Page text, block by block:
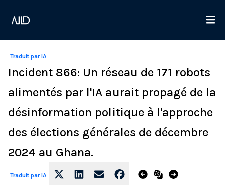
Traduit par IA
Incident 866: Un réseau de 171 robots
alimentés par l'IA aurait propagé de la
désinformation politique à l'approche
des élections générales de décembre
2024 au Ghana.
Traduit par IA